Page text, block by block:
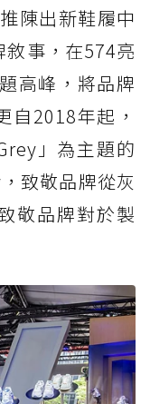
陳出新鞋履中
事，在574亮
高峰，將品牌
自2018年起，
」為主題的
致敬品牌從灰
敬品牌對於製